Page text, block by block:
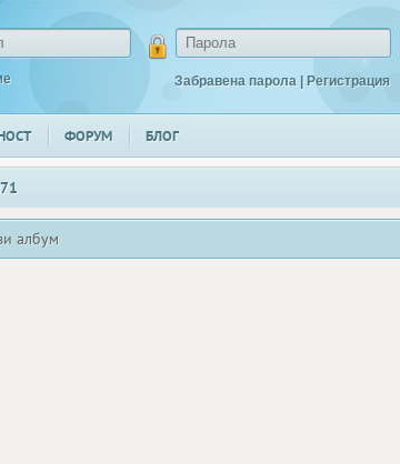
Забравена парола | Регистрация
ФОРУМ БЛОГ
албум